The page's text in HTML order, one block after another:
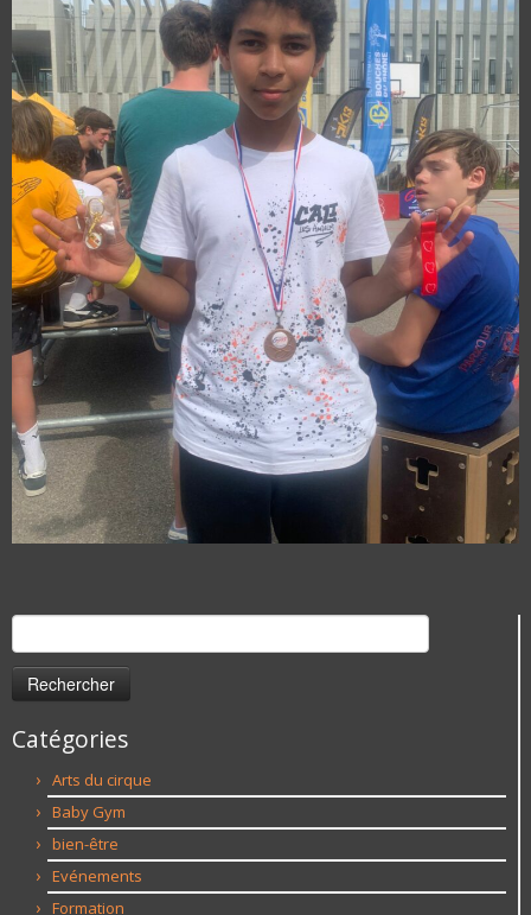
Rechercher :
Catégories
Arts du cirque
Baby Gym
bien-être
Evénements
Formation